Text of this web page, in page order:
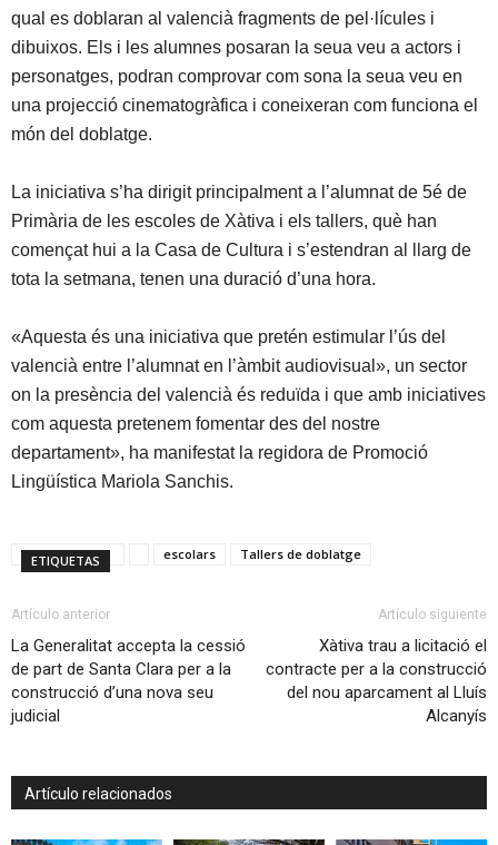
qual es doblaran al valencià fragments de pel·lícules i
dibuixos. Els i les alumnes posaran la seua veu a actors i
personatges, podran comprovar com sona la seua veu en
una projecció cinematogràfica i coneixeran com funciona el
món del doblatge.
La iniciativa s’ha dirigit principalment a l’alumnat de 5é de
Primària de les escoles de Xàtiva i els tallers, què han
començat hui a la Casa de Cultura i s’estendran al llarg de
tota la setmana, tenen una duració d’una hora.
«Aquesta és una iniciativa que pretén estimular l’ús del
valencià entre l’alumnat en l’àmbit audiovisual», un sector
on la presència del valencià és reduïda i que amb iniciatives
com aquesta pretenem fomentar des del nostre
departament», ha manifestat la regidora de Promoció
Lingüística Mariola Sanchis.
ETIQUETAS escolars Tallers de doblatge
Artículo anterior
La Generalitat accepta la cessió
de part de Santa Clara per a la
construcció d’una nova seu
judicial
Artículo siguiente
Xàtiva trau a licitació el
contracte per a la construcció
del nou aparcament al Lluís
Alcanyís
Artículo relacionados